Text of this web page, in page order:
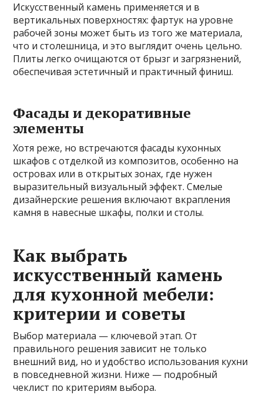
Искусственный камень применяется и в
вертикальных поверхностях: фартук на уровне
рабочей зоны может быть из того же материала,
что и столешница, и это выглядит очень цельно.
Плиты легко очищаются от брызг и загрязнений,
обеспечивая эстетичный и практичный финиш.
Фасады и декоративные
элементы
Хотя реже, но встречаются фасады кухонных
шкафов с отделкой из композитов, особенно на
островах или в открытых зонах, где нужен
выразительный визуальный эффект. Смелые
дизайнерские решения включают вкрапления
камня в навесные шкафы, полки и столы.
Как выбрать
искусственный камень
для кухонной мебели:
критерии и советы
Выбор материала — ключевой этап. От
правильного решения зависит не только
внешний вид, но и удобство использования кухни
в повседневной жизни. Ниже — подробный
чеклист по критериям выбора.